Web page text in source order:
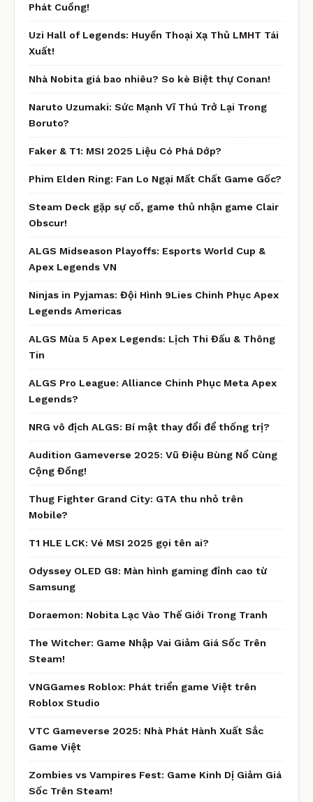
Phát Cuồng!
Uzi Hall of Legends: Huyền Thoại Xạ Thủ LMHT Tái
Xuất!
Nhà Nobita giá bao nhiêu? So kè Biệt thự Conan!
Naruto Uzumaki: Sức Mạnh Vĩ Thú Trở Lại Trong
Boruto?
Faker & T1: MSI 2025 Liệu Có Phá Dớp?
Phim Elden Ring: Fan Lo Ngại Mất Chất Game Gốc?
Steam Deck gặp sự cố, game thủ nhận game Clair
Obscur!
ALGS Midseason Playoffs: Esports World Cup &
Apex Legends VN
Ninjas in Pyjamas: Đội Hình 9Lies Chinh Phục Apex
Legends Americas
ALGS Mùa 5 Apex Legends: Lịch Thi Đấu & Thông
Tin
ALGS Pro League: Alliance Chinh Phục Meta Apex
Legends?
NRG vô địch ALGS: Bí mật thay đổi để thống trị?
Audition Gameverse 2025: Vũ Điệu Bùng Nổ Cùng
Cộng Đồng!
Thug Fighter Grand City: GTA thu nhỏ trên
Mobile?
T1 HLE LCK: Vé MSI 2025 gọi tên ai?
Odyssey OLED G8: Màn hình gaming đỉnh cao từ
Samsung
Doraemon: Nobita Lạc Vào Thế Giới Trong Tranh
The Witcher: Game Nhập Vai Giảm Giá Sốc Trên
Steam!
VNGGames Roblox: Phát triển game Việt trên
Roblox Studio
VTC Gameverse 2025: Nhà Phát Hành Xuất Sắc
Game Việt
Zombies vs Vampires Fest: Game Kinh Dị Giảm Giá
Sốc Trên Steam!